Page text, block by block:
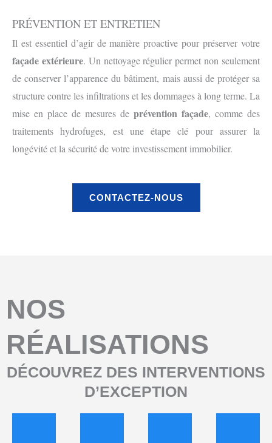
PRÉVENTION ET ENTRETIEN
Il est essentiel d’agir de manière proactive pour préserver votre
façade extérieure. Un nettoyage régulier permet non seulement
de conserver l’apparence du bâtiment, mais aussi de protéger sa
structure contre les infiltrations et les dommages à long terme. La
mise en place de mesures de prévention façade, comme des
traitements hydrofuges, est une étape clé pour assurer la
longévité et la sécurité de votre investissement immobilier.
CONTACTEZ-NOUS
NOS
RÉALISATIONS
DÉCOUVREZ DES INTERVENTIONS
D’EXCEPTION